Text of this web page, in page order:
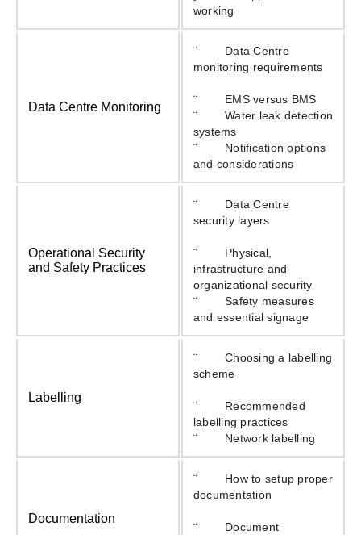
working
Data Centre Monitoring
¨ Data Centre
monitoring requirements
¨ EMS versus BMS
¨ Water leak detection
systems
¨ Notification options
and considerations
Operational Security
and Safety Practices
¨ Data Centre
security layers
¨ Physical,
infrastructure and
organizational security
¨ Safety measures
and essential signage
Labelling
¨ Choosing a labelling
scheme
¨ Recommended
labelling practices
¨ Network labelling
Documentation
¨ How to setup proper
documentation
¨ Document